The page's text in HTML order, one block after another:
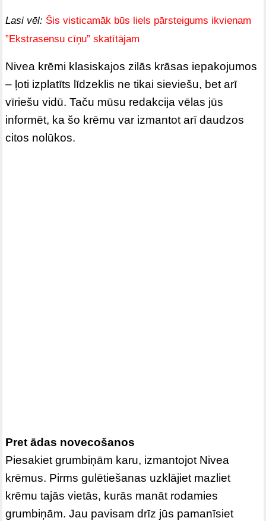
Lasi vēl: Šis visticamāk būs liels pārsteigums ikvienam
”Ekstrasensu cīņu” skatītājam
Nivea krēmi klasiskajos zilās krāsas iepakojumos
– ļoti izplatīts līdzeklis ne tikai sieviešu, bet arī
vīriešu vidū. Taču mūsu redakcija vēlas jūs
informēt, ka šo krēmu var izmantot arī daudzos
citos nolūkos.
Pret ādas novecošanos
Piesakiet grumbiņām karu, izmantojot Nivea
krēmus. Pirms gulētiešanas uzklājiet mazliet
krēmu tajās vietās, kurās manāt rodamies
grumbiņām. Jau pavisam drīz jūs pamanīsiet